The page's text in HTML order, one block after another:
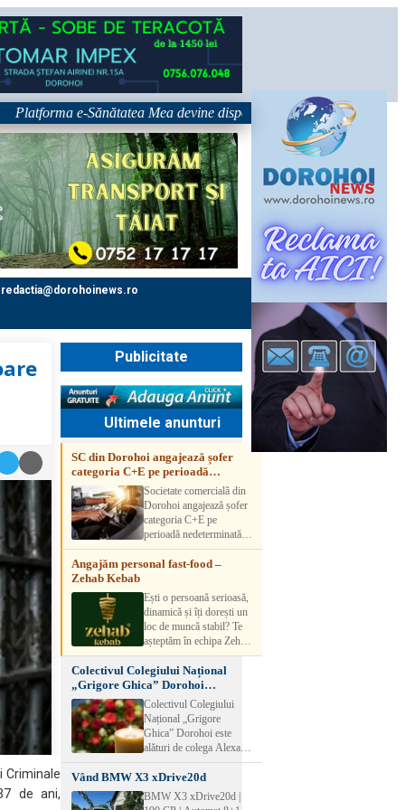
e-Sănătatea Mea devine disponibilă pe 1 septembrie:
redactia@dorohoinews.ro
Criminale
de ani,
Publicitate
Ultimele anunturi
SC din Dorohoi angajează șofer
categoria C+E pe perioadă
nedeterminatăSocietate comercială din
Dorohoi angajează șofer
categoria C+E pe
perioadă nedeterminată.
Candidatul trebuie să
aibă experiență și atestat
detalii, vă rog să sunați la
numărul de telefon.
Angajăm personal fast-food –
Zehab Kebab
Ești o persoană serioasă,
dinamică și îți dorești un
loc de muncă stabil? Te
așteptăm în echipa Zehab
Kebab! Posturi
disponibile: -
SHAORMAR AJUTOR
BUCATAR 2/posturi -
LUCRATOR
COMERCIAL
VANZATOR /2 posturi
muncă Program flexibil
Salariu motivant, în
funcție de experienț
Colectivul Colegiului Național
„Grigore Ghica” Dorohoi
transmite sincere condoleanțe
Colectivul Colegiului
Național „Grigore
Ghica” Dorohoi este
alături de colega Alexa
Lăcrămioara la trecerea în
neființă a soțului și
transmite sincere
condoleanțe familiei.
Vând BMW X3 xDrive20d
BMW X3 xDrive20d |